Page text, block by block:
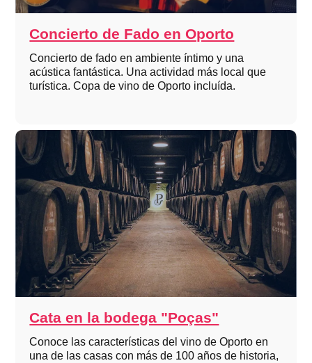
Concierto de Fado en Oporto
Concierto de fado en ambiente íntimo y una
acústica fantástica. Una actividad más local que
turística. Copa de vino de Oporto incluída.
Cata en la bodega "Poças"
Conoce las características del vino de Oporto en
una de las casas con más de 100 años de historia,